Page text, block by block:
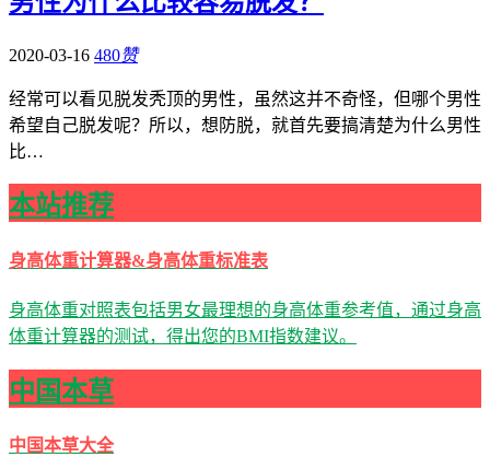
2020-03-16 480赞
经常可以看见脱发秃顶的男性，虽然这并不奇怪，但哪个男性
希望自己脱发呢？所以，想防脱，就首先要搞清楚为什么男性
比…
本站推荐
身高体重计算器&身高体重标准表
身高体重对照表包括男女最理想的身高体重参考值，通过身高
体重计算器的测试，得出您的BMI指数建议。
中国本草
中国本草大全